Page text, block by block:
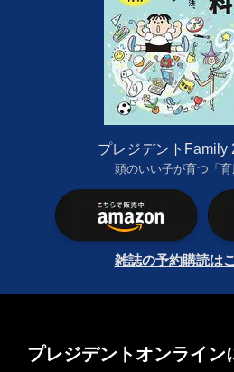
プレジデントFamily
頭のいい子が育つ「
雑誌の予約購読は
プレジデントオンライン